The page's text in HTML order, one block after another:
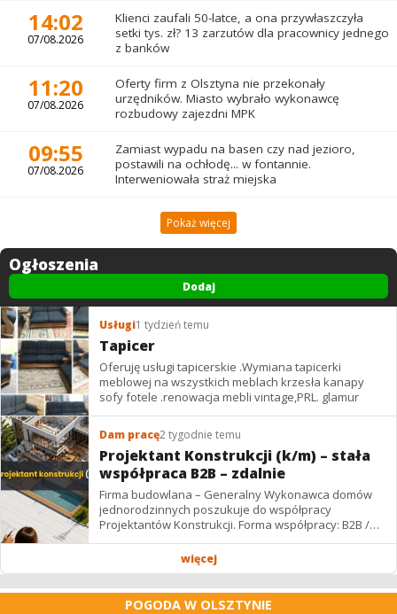
14:02
07/08.2026
Klienci zaufali 50-latce, a ona przywłaszczyła
setki tys. zł? 13 zarzutów dla pracownicy jednego
z banków
11:20
07/08.2026
Oferty firm z Olsztyna nie przekonały
urzędników. Miasto wybrało wykonawcę
rozbudowy zajezdni MPK
09:55
07/08.2026
Zamiast wypadu na basen czy nad jezioro,
postawili na ochłodę... w fontannie.
Interweniowała straż miejska
Pokaż więcej
Ogłoszenia
Dodaj
Usługi1 tydzień temu
Tapicer
Oferuję usługi tapicerskie .Wymiana tapicerki
meblowej na wszystkich meblach krzesła kanapy
sofy fotele .renowacja mebli vintage,PRL. glamur
Dam pracę2 tygodnie temu
Projektant Konstrukcji (k/m) – stała
współpraca B2B – zdalnie
Firma budowlana – Generalny Wykonawca domów
jednorodzinnych poszukuje do współpracy
Projektantów Konstrukcji. Forma współpracy: B2B /
podwykonawstwo – zdalnie. Wynagrodzenie: ✔
więcej
POGODA W OLSZTYNIE